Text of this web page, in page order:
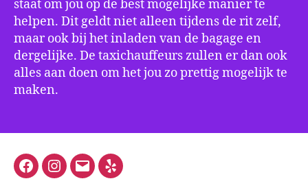
staat om jou op de best mogelijke manier te
helpen. Dit geldt niet alleen tijdens de rit zelf,
maar ook bij het inladen van de bagage en
dergelijke. De taxichauffeurs zullen er dan ook
alles aan doen om het jou zo prettig mogelijk te
maken.
FacebookInstagram
E-
Yelp